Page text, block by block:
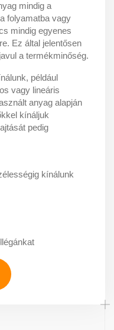
mindig a
folyamatba vagy
mindig egyenes
Ez által jelentősen
a termékminőség.
például
vagy lineáris
anyag alapján
kínáljuk
pedig
kínálunk